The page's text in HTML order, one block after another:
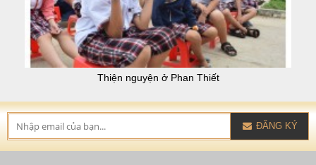
Thiện nguyện ở Phan Thiết
ĐĂNG KÝ